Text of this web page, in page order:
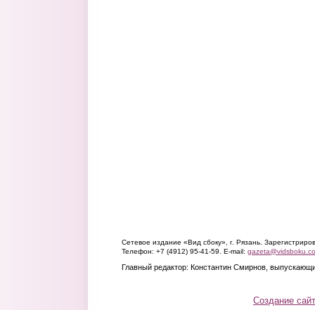
Сетевое издание «Вид сбоку», г. Рязань.
Телефон: +7 (4912) 95-41-59. E-mail:
Главный редактор: Константин Смирнов,
Создание